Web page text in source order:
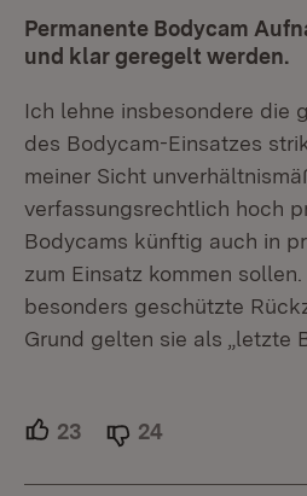
Permanente Bodycam
und klar geregelt werden.
Ich lehne insbesondere die
des Bodycam-Einsatzes
meiner Sicht
verfassungsrechtlich hoch
Bodycams künftig auch in
zum Einsatz kommen
besonders geschützte
Grund gelten sie als „letzte
23 Unterstützer.
24